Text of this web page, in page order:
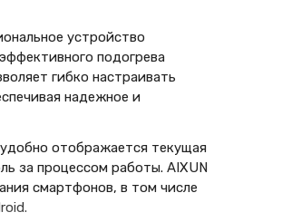
устройство
подогрева
гибко настраивать
надежное и
отображается текущая
за процессом работы. AIXUN
смартфонов, в том числе